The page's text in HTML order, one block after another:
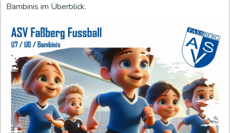
i
s
a
c
h
v
Bambinis im Überblick.